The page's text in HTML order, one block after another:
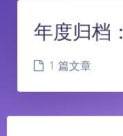
年度归档：
1 篇文章